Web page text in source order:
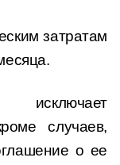
затратам
исключает
случаев,
о ее